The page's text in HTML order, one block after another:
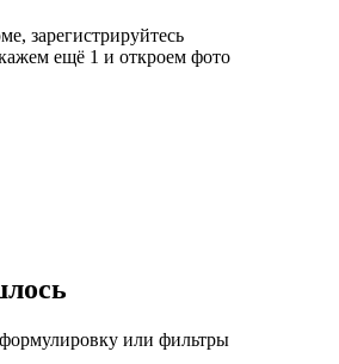
зарегистрируйтесь
ещё 1 и откроем фото
или фильтры